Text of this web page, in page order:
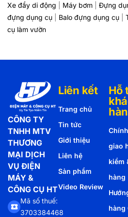
Xe đẩy di động Máy bơm Đựng
đựng dụng cụ
Balo đựng dụng cụ
cụ làm vườn
CÔNG TY
TNHH MTV
THƯƠNG
MẠI DỊCH
VỤ ĐIỆN
MÁY &
CÔNG CỤ HT
Mã số thuế:
3703384468
Liên kết
Trang chủ
Tin tức
Giới thiệu
Liên hệ
Sản phẩm
Video Review
Hỗ
giao
kiểm
hàng
hàng